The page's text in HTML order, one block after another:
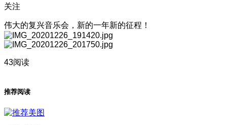
关注
伟大的复兴音乐会，新的一年新的征程！
43阅读
推荐阅读